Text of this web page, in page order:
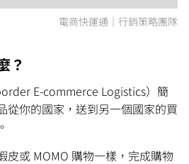
電商快運通｜行銷策略團隊
？
E-commerce Logistics）簡
從你的國家，送到另一個國家的買
皮或 MOMO 購物一樣，完成購物